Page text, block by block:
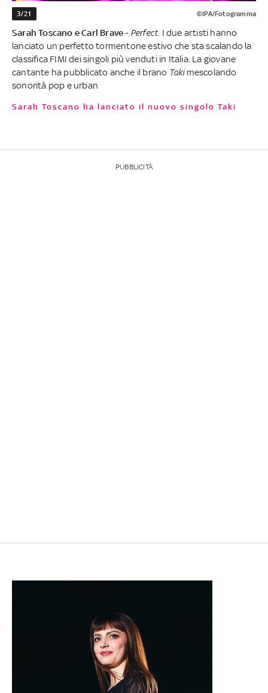
3/21 ©IPA/Fotogramma
Sarah Toscano e Carl Brave- Perfect. I due artisti hanno
lanciato un perfetto tormentone estivo che sta scalando la
classifica FIMI dei singoli più venduti in Italia. La giovane
cantante ha pubblicato anche il brano Takimescolando
sonorità pop e urban
Sarah Toscano ha lanciato il nuovo singolo Taki
PUBBLICITÀ